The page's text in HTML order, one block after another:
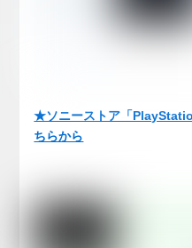
★ソニーストア「
ちらから